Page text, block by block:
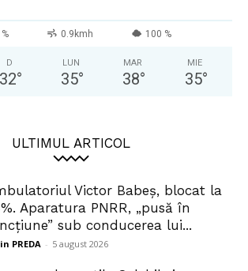
0.9kmh 100 %
D
32°
LUN
35°
MAR
38°
MIE
35°
ULTIMUL ARTICOL
Victor Babeș, blocat la
Aparatura PNRR, „pusă în
sub conducerea lui...
PREDA - 5 august 2026